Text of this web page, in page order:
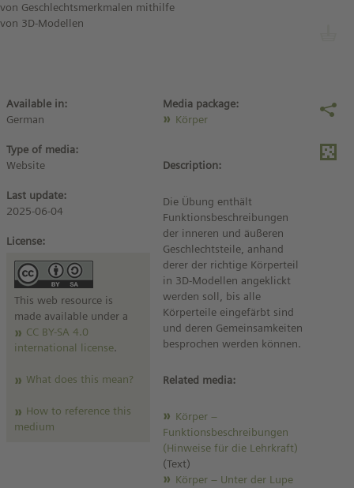
von Geschlechtsmerkmalen mithilfe
von 3D-Modellen
Available in:
German
Type of media:
Website
Last update:
2025-06-04
License:
This web resource is
made available under a
CC BY-SA 4.0
international license.
What does this mean?
How to reference this
medium
Media package:
Körper
Description:
Die Übung enthält
Funktionsbeschreibungen
der inneren und äußeren
Geschlechtsteile, anhand
derer der richtige Körperteil
in 3D-Modellen angeklickt
werden soll, bis alle
Körperteile eingefärbt sind
und deren Gemeinsamkeiten
besprochen werden können.
Related media:
Körper –
Funktionsbeschreibungen
(Hinweise für die Lehrkraft)
(Text)
Körper – Unter der Lupe